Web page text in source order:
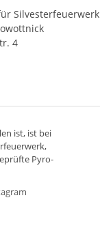
Silvesterfeuerwerk
4
ist, ist bei
,
Pyro-